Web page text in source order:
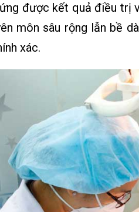
được kết quả điều trị
môn sâu rộng lẫn bề
xác.